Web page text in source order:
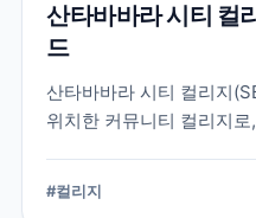
산타바바라 시티 컬
드
산타바바라 시티 컬리지
위치한 커뮤니티 컬리지
서 확인해야 할 사항을 정
#컬리지